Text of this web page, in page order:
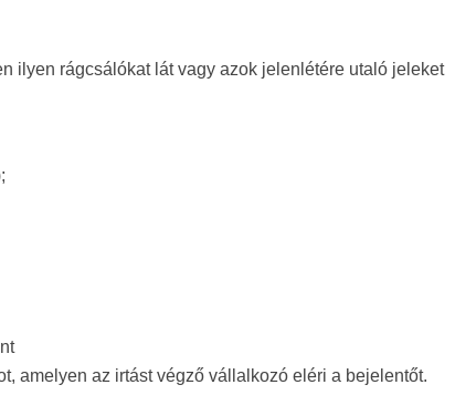
ilyen rágcsálókat lát vagy azok jelenlétére utaló jeleket
amelyen az irtást végző vállalkozó eléri a bejelentőt.